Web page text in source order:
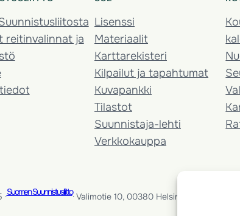
reitinvalinnat ja
Lisenssi
Materiaalit
Karttarekisteri
Kilpailut ja tapahtumat
Kuvapankki
Tilastot
Suunnistaja-lehti
Verkkokauppa
Suomen Suunnistusliitto· Valimotie 10, 00380 Helsinki, Finland